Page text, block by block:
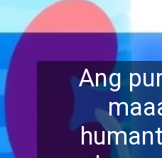
Ang